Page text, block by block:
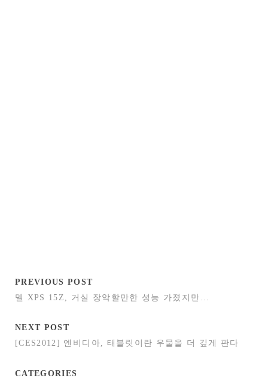
PREVIOUS POST
델 XPS 15Z, 거실 장악할만한 성능 가졌지만…
NEXT POST
[CES2012] 엔비디아, 태블릿이란 우물을 더 깊게 판다
CATEGORIES